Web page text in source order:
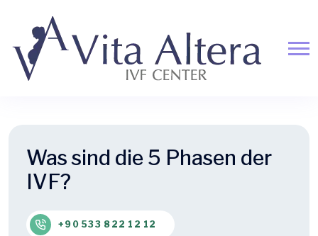
Was sind die 5 Phasen der
IVF?
+90 533 822 12 12